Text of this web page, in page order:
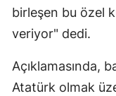
birleşen bu özel
veriyor" dedi.
Açıklamasında,
Atatürk olmak